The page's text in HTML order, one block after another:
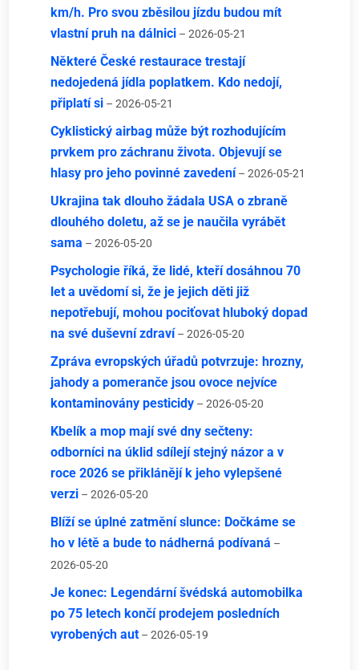
km/h. Pro svou zběsilou jízdu budou mít
vlastní pruh na dálnici – 2026-05-21
Některé České restaurace trestají
nedojedená jídla poplatkem. Kdo nedojí,
připlatí si – 2026-05-21
Cyklistický airbag může být rozhodujícím
prvkem pro záchranu života. Objevují se
hlasy pro jeho povinné zavedení – 2026-05-21
Ukrajina tak dlouho žádala USA o zbraně
dlouhého doletu, až se je naučila vyrábět
sama – 2026-05-20
Psychologie říká, že lidé, kteří dosáhnou 70
let a uvědomí si, že je jejich děti již
nepotřebují, mohou pociťovat hluboký dopad
na své duševní zdraví – 2026-05-20
Zpráva evropských úřadů potvrzuje: hrozny,
jahody a pomeranče jsou ovoce nejvíce
kontaminovány pesticidy – 2026-05-20
Kbelík a mop mají své dny sečteny:
odborníci na úklid sdílejí stejný názor a v
roce 2026 se přiklánějí k jeho vylepšené
verzi – 2026-05-20
Blíží se úplné zatmění slunce: Dočkáme se
ho v létě a bude to nádherná podívaná –
2026-05-20
Je konec: Legendární švédská automobilka
po 75 letech končí prodejem posledních
vyrobených aut – 2026-05-19